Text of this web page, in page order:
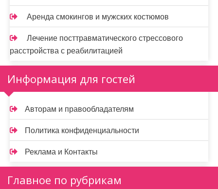
Аренда смокингов и мужских костюмов
Лечение посттравматического стрессового
расстройства с реабилитацией
Информация для гостей
Авторам и правообладателям
Политика конфиденциальности
Реклама и Контакты
Главное по рубрикам